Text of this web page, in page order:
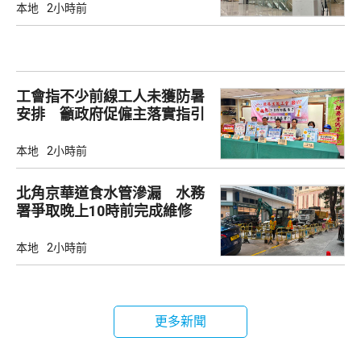
本地 2小時前
工會指不少前線工人未獲防暑
安排 籲政府促僱主落實指引
本地 2小時前
北角京華道食水管滲漏 水務
署爭取晚上10時前完成維修
本地 2小時前
更多新聞